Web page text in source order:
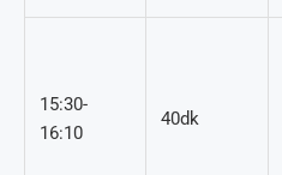
15:30-
16:10
40dk